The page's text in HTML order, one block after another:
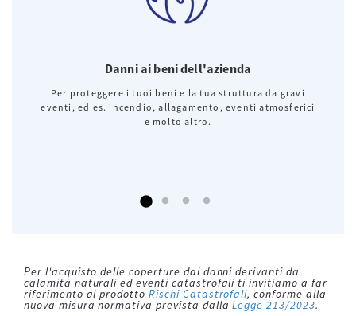
Danni ai beni dell'azienda
Per proteggere i tuoi beni e la tua struttura da gravi
eventi, ed es. incendio, allagamento, eventi atmosferici
e molto altro.
Per l'acquisto delle coperture dai danni derivanti da
calamità naturali ed eventi catastrofali ti invitiamo a far
riferimento al prodottoRischi Catastrofali, conforme alla
nuova misura normativa prevista dallaLegge 213/2023.